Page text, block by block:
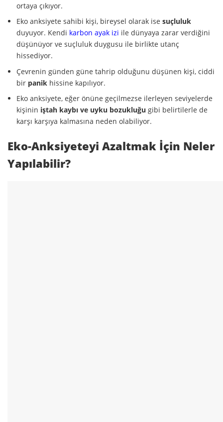
ortaya çıkıyor.
Eko anksiyete sahibi kişi, bireysel olarak isesuçluluk
duyuyor. Kendi karbon ayak izi ile dünyaya zarar verdiğini
düşünüyor ve suçluluk duygusu ile birlikte utanç
hissediyor.
Çevrenin günden güne tahrip olduğunu düşünen kişi, ciddi
bir panik hissine kapılıyor.
Eko anksiyete, eğer önüne geçilmezse ilerleyen seviyelerde
kişinin iştah kaybı ve uyku bozukluğu gibi belirtilerle de
karşı karşıya kalmasına neden olabiliyor.
Eko-Anksiyeteyi Azaltmak İçin Neler
Yapılabilir?